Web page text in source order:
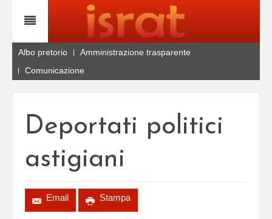
Albo pretorio
Amministrazione trasparente
Comunicazione
Deportati politici
astigiani
Email Stampa